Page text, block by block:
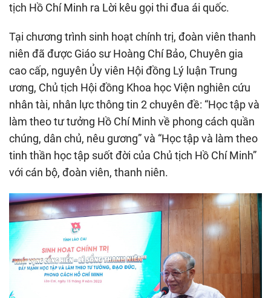
tịch Hồ Chí Minh ra Lời kêu gọi thi đua ái quốc.
Tại chương trình sinh hoạt chính trị, đoàn viên thanh
niên đã được Giáo sư Hoàng Chí Bảo, Chuyên gia
cao cấp, nguyên Ủy viên Hội đồng Lý luận Trung
ương, Chủ tịch Hội đồng Khoa học Viện nghiên cứu
nhân tài, nhân lực thông tin 2 chuyên đề: “Học tập và
làm theo tư tưởng Hồ Chí Minh về phong cách quần
chúng, dân chủ, nêu gương” và “Học tập và làm theo
tinh thần học tập suốt đời của Chủ tịch Hồ Chí Minh”
với cán bộ, đoàn viên, thanh niên.